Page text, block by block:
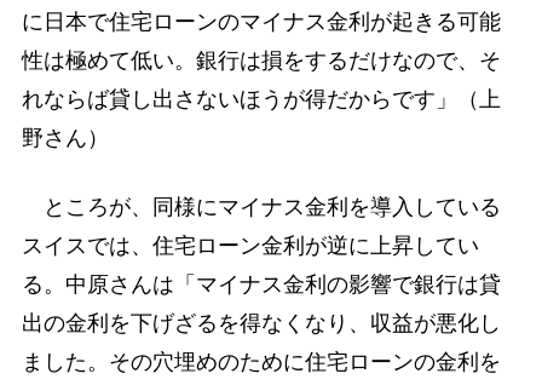
に日本で住宅ローンのマイナス金利が起きる可能
性は極めて低い。銀行は損をするだけなので、そ
れならば貸し出さないほうが得だからです」（上
野さん）
ところが、同様にマイナス金利を導入している
スイスでは、住宅ローン金利が逆に上昇してい
る。中原さんは「マイナス金利の影響で銀行は貸
出の金利を下げざるを得なくなり、収益が悪化し
ました。その穴埋めのために住宅ローンの金利を